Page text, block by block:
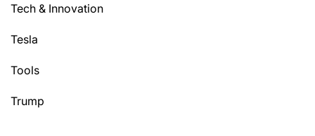
Tech & Innovation
Tesla
Tools
Trump